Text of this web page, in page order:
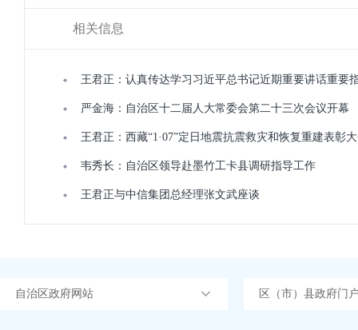
相关信息
王君正：认真传达学习习近平总书记近期重要讲话重要
严金海：自治区十二届人大常委会第二十三次会议开幕
王君正：西藏“1·07”定日地震抗震救灾和恢复重建表彰
韦秀长：自治区领导赴墨竹工卡县调研指导工作
王君正与中信集团总经理张文武座谈
自治区政府网站 区（市）县政府门